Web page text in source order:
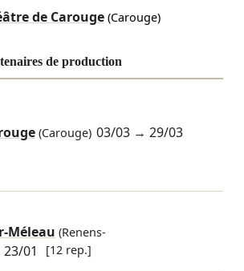
de Carouge(Carouge)
de production
(Carouge) 03/03 →29/03
Méleau (Renens-
23/01 [12 rep.]